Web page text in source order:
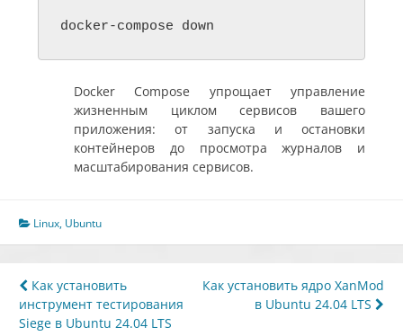
docker-compose down
Docker Compose упрощает управление
жизненным циклом сервисов вашего
приложения: от запуска и остановки
контейнеров до просмотра журналов и
масштабирования сервисов.
Linux, Ubuntu
Навигация
по
Как установить
инструмент тестирования
Siege в Ubuntu 24.04 LTS
Как установить ядро ​​XanMod
в Ubuntu 24.04 LTS